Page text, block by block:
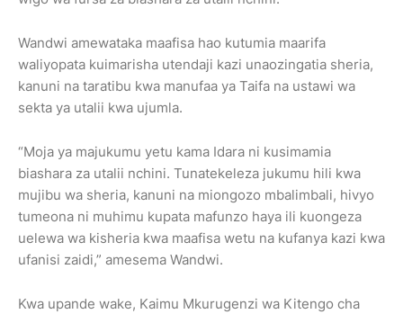
Wandwi amewataka maafisa hao kutumia maarifa
waliyopata kuimarisha utendaji kazi unaozingatia sheria,
kanuni na taratibu kwa manufaa ya Taifa na ustawi wa
sekta ya utalii kwa ujumla.
“Moja ya majukumu yetu kama Idara ni kusimamia
biashara za utalii nchini. Tunatekeleza jukumu hili kwa
mujibu wa sheria, kanuni na miongozo mbalimbali, hivyo
tumeona ni muhimu kupata mafunzo haya ili kuongeza
uelewa wa kisheria kwa maafisa wetu na kufanya kazi kwa
ufanisi zaidi,” amesema Wandwi.
Kwa upande wake, Kaimu Mkurugenzi wa Kitengo cha